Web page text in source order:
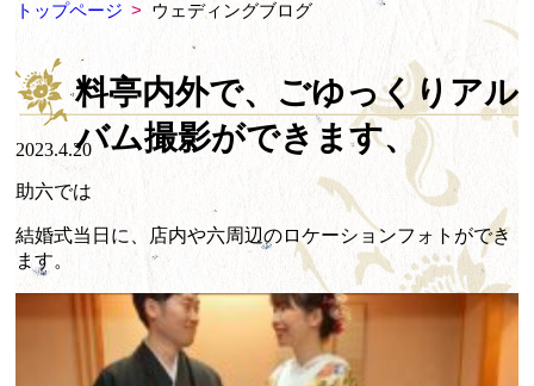
トップページ > ウェディングブログ
料亭内外で、ごゆっくりアル
バム撮影ができます、
2023.4.20
助六では
結婚式当日に、店内や六周辺のロケーションフォトができ
ます。